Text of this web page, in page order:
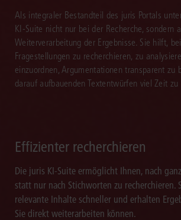
Als integraler Bestandteil des juris Portals
KI-Suite nicht nur bei der Recherche, sondern
Weiterverarbeitung der Ergebnisse. Sie hilft,
Fragestellungen zu recherchieren, zu
einzuordnen, Argumentationen transparent zu
darauf aufbauenden Textentwürfen viel Zeit zu
Effizienter recherchieren
Die juris KI-Suite ermöglicht Ihnen, nach
statt nur nach Stichworten zu recherchieren.
relevante Inhalte schneller und erhalten
Sie direkt weiterarbeiten können.